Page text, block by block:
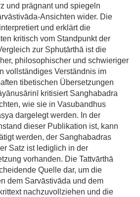
und prägnant und spiegeln
Ansichten wider. Die
und erklärt die
kritisch vom Standpunkt der
zur Sphuṭārthā ist die
philosophischer und schwieriger
vollständiges Verständnis im
tibetischen Übersetzungen
kritisiert Sanghabadra
wie sie in Vasubandhus
dargelegt werden. In der
dieser Publikation ist, kann
werden, der Sanghabadras
Satz ist lediglich in der
vorhanden. Die Tattvārthā
Quelle dar, um die
dem Sarvāstivāda und dem
nachzuvollziehen und die